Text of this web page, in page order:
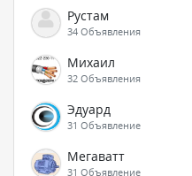
Рустам
34 Объявления
Михаил
32 Объявления
Эдуард
31 Объявление
Мегаватт
31 Объявление